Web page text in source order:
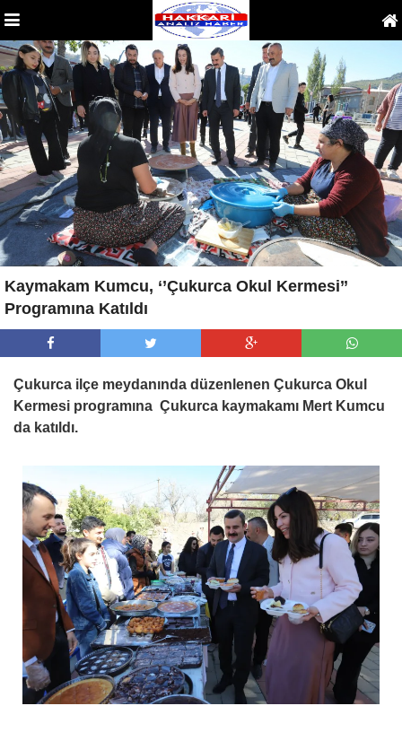
Kaymakam Kumcu, ‘’Çukurca Okul Kermesi’’
Programına Katıldı
Çukurca ilçe meydanında düzenlenen Çukurca Okul
Kermesi programına Çukurca kaymakamı Mert Kumcu
da katıldı.